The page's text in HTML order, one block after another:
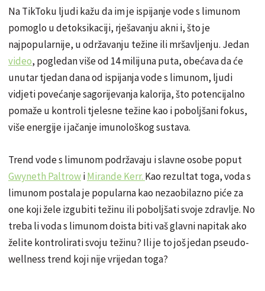
Na TikToku ljudi kažu da im je ispijanje vode s limunom
pomoglo u detoksikaciji, rješavanju akni i, što je
najpopularnije, u održavanju težine ili mršavljenju. Jedan
video, pogledan više od 14 milijuna puta, obećava da će
unutar tjedan dana od ispijanja vode s limunom, ljudi
vidjeti povećanje sagorijevanja kalorija, što potencijalno
pomaže u kontroli tjelesne težine kao i poboljšani fokus,
više energije i jačanje imunološkog sustava.
Trend vode s limunom podržavaju i slavne osobe poput
Gwyneth PaltrowiMirande Kerr. Kao rezultat toga, voda s
limunom postala je popularna kao nezaobilazno piće za
one koji žele izgubiti težinu ili poboljšati svoje zdravlje. No
treba li voda s limunom doista biti vaš glavni napitak ako
želite kontrolirati svoju težinu? Ili je to još jedan pseudo-
wellness trend koji nije vrijedan toga?